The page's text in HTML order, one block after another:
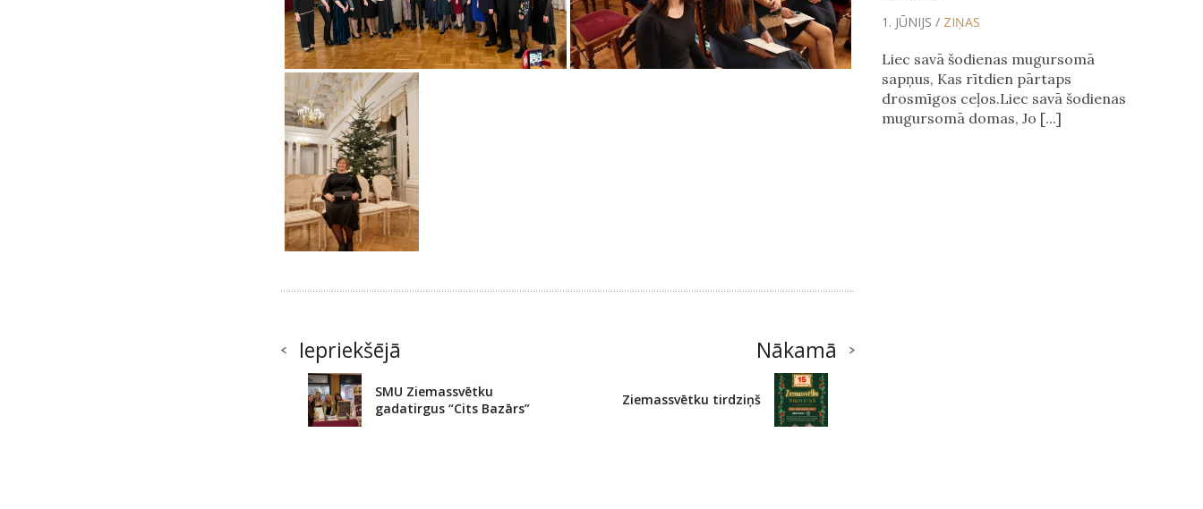
Iepriekšējā
SMU Ziemassvētku
gadatirgus “Cits Bazārs”
Nākamā
Ziemassvētku tirdziņš
1. JŪNIJS / ZIŅAS
Liec savā šodienas mugursomā
sapņus, Kas rītdien pārtaps
drosmīgos ceļos.Liec savā šodienas
mugursomā domas, Jo [...]